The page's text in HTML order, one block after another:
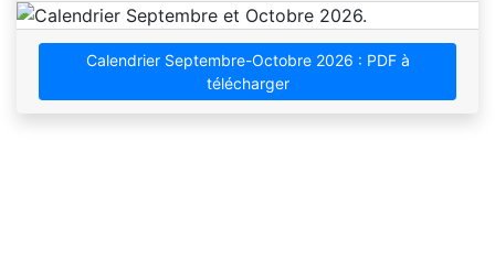
Calendrier Septembre-Octobre 2026 : PDF à
télécharger